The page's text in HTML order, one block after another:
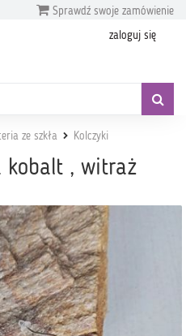
Sprawdź swoje zamówienie
zaloguj się
ze szkła Kolczyki
kobalt , witraż